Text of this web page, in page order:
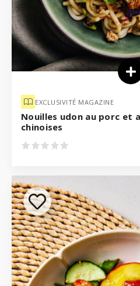
EXCLUSIVITÉ MAGAZINE
Nouilles udon au porc et
chinoises